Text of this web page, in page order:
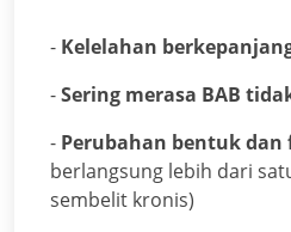
- Kelelahan
-Sering merasa BAB
- Perubahan bentuk
berlangsung lebih dari
sembelit kronis)